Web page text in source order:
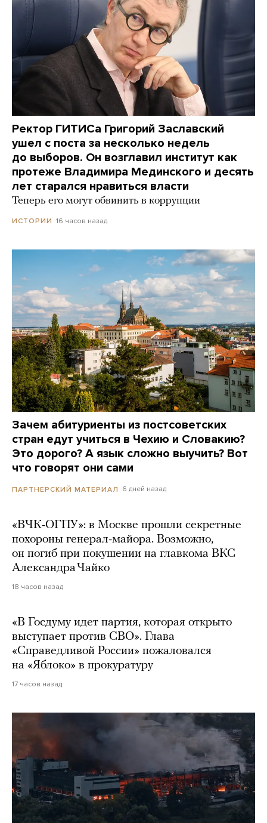
Ректор ГИТИСа Григорий Заславский
ушел с поста за несколько недель
до выборов. Он возглавил институт как
протеже Владимира Мединского и десять
лет старался нравиться власти
Теперь его могут обвинить в коррупции
ИСТОРИИ 16 часов назад
Зачем абитуриенты из постсоветских
стран едут учиться в Чехию и Словакию?
Это дорого? А язык сложно выучить? Вот
что говорят они сами
ПАРТНЕРСКИЙ МАТЕРИАЛ 6 дней назад
«ВЧК-ОГПУ»: в Москве прошли секретные
похороны генерал-майора. Возможно,
он погиб при покушении на главкома ВКС
Александра Чайко
18 часов назад
«В Госдуму идет партия, которая открыто
выступает против СВО». Глава
«Справедливой России» пожаловался
на «Яблоко» в прокуратуру
17 часов назад